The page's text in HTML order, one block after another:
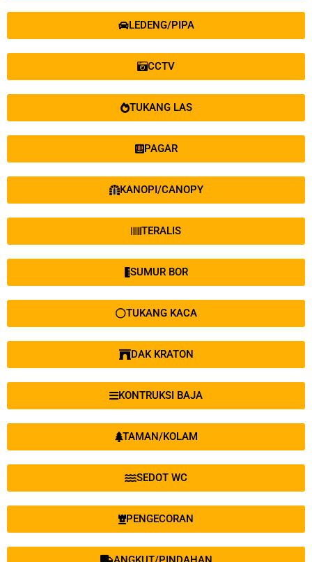
LEDENG/PIPA
CCTV
TUKANG LAS
PAGAR
KANOPI/CANOPY
TERALIS
SUMUR BOR
TUKANG KACA
DAK KRATON
KONTRUKSI BAJA
TAMAN/KOLAM
SEDOT WC
PENGECORAN